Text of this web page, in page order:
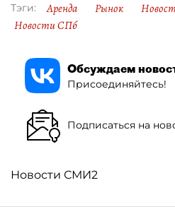
Тэги: Аренда Рынок
Новости СПб
Обсуждаем
Присоединяйтесь!
Подписаться на
Новости СМИ2